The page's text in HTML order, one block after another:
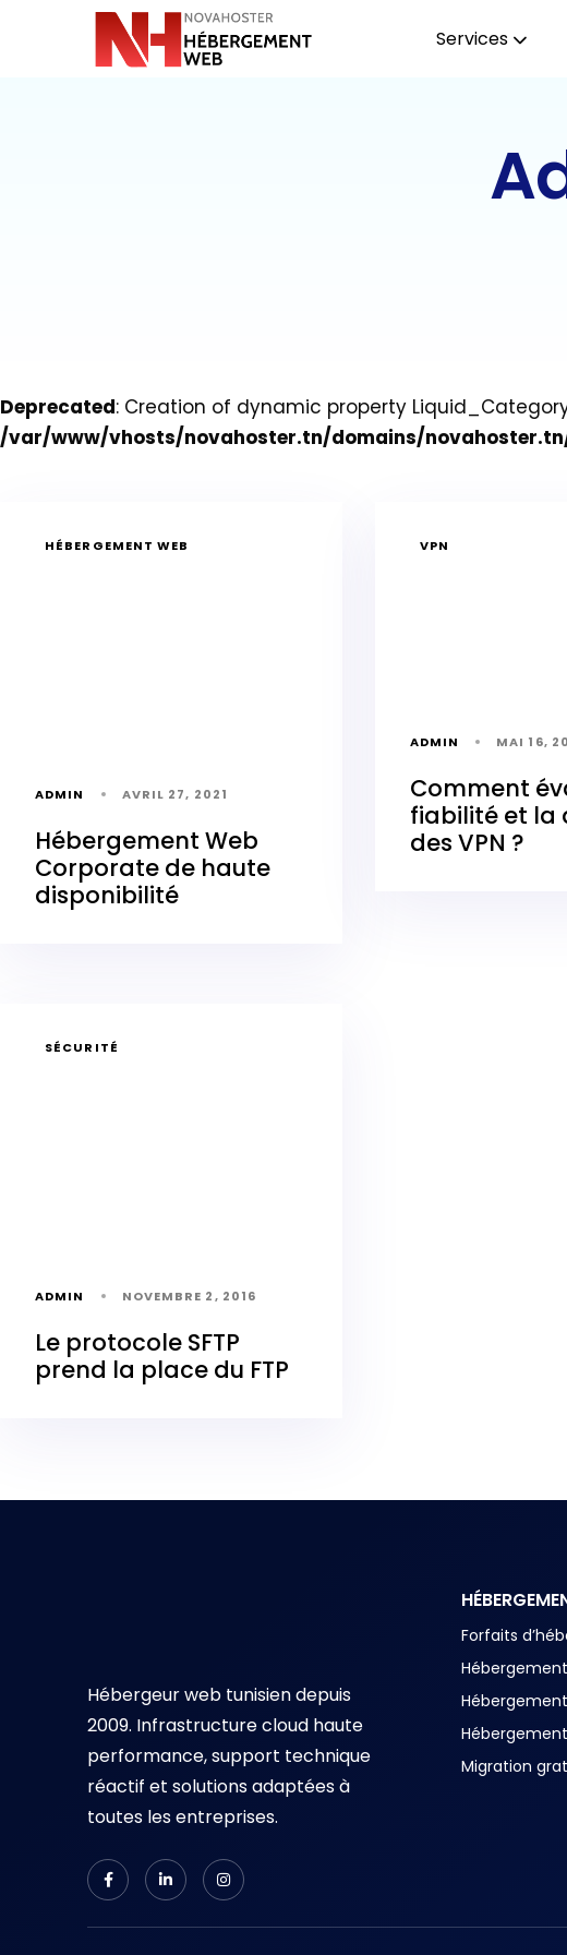
Services
Deprecated: Creation of dynamic property
/var/www/vhosts/novahoster.tn/domains/
HÉBERGEMENT WEB
ADMIN AVRIL 27, 2021
Hébergement Web
Corporate de haute
disponibilité
VPN
ADMIN MAI 16,
Comment
fiabilité et la
des VPN ?
SÉCURITÉ
ADMIN NOVEMBRE 2, 2016
Le protocole SFTP
prend la place du FTP
Hébergeur web tunisien depuis
2009. Infrastructure cloud haute
performance, support technique
réactif et solutions adaptées à
toutes les entreprises.
Forfaits
Migration